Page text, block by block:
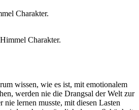
Charakter.